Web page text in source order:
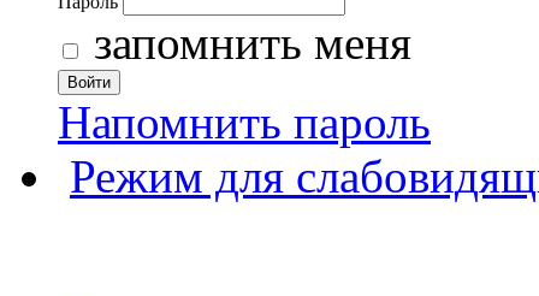
запомнить меня
Войти
Напомнить пароль
Режим для